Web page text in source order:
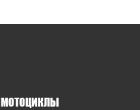
МОТОЦИКЛЫ